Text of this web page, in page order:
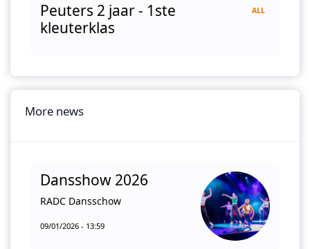
ALL
Peuters 2 jaar - 1ste
kleuterklas
More news
Dansshow 2026
RADC Dansschow
09/01/2026 - 13:59